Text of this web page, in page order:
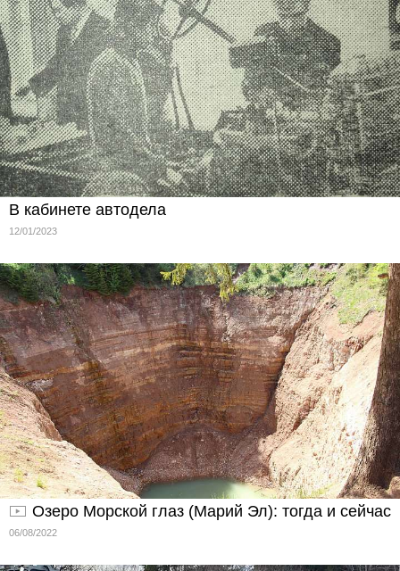
В кабинете автодела
12/01/2023
Озеро Морской глаз (Марий Эл): тогда и сейчас
06/08/2022